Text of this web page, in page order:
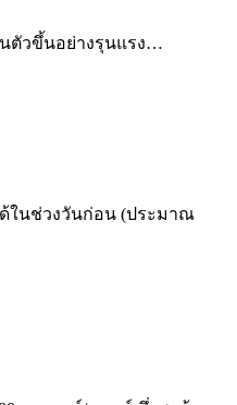
ตัวขึ้นอย่างรุนแรง…
ด้ในช่วงวันก่อน (ประมาณ